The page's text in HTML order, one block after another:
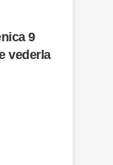
9
vederla